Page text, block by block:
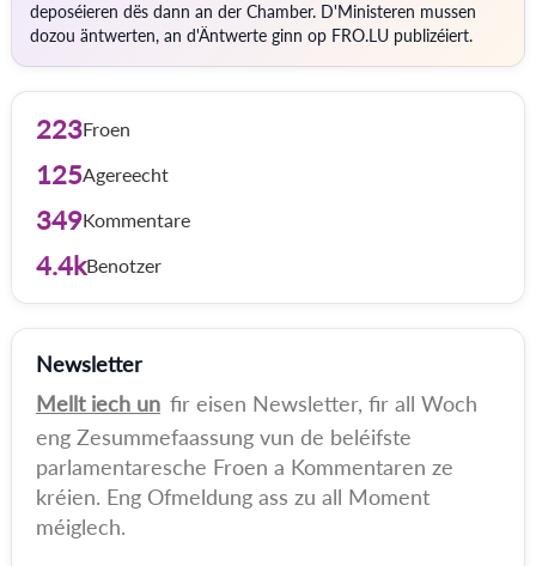
deposéieren dës dann an der Chamber. D'Ministeren mussen
dozou äntwerten, an d'Äntwerte ginn op FRO.LU publizéiert.
223Froen
125Agereecht
349Kommentare
4.4kBenotzer
Newsletter
Mellt iech un fir eisen Newsletter, fir all Woch
eng Zesummefaassung vun de beléifste
parlamentaresche Froen a Kommentaren ze
kréien. Eng Ofmeldung ass zu all Moment
méiglech.